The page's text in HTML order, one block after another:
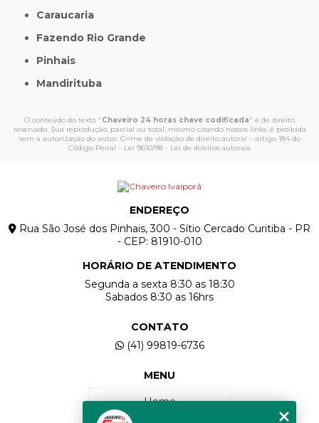
Caraucaria
Fazendo Rio Grande
Pinhais
Mandirituba
O conteúdo do texto "Chaveiro 24 horas chave codificada" é de direito
reservado. Sua reprodução, parcial ou total, mesmo citando nossos links, é proibida
sem a autorização do autor. Crime de violação de direito autoral – artigo 184 do
Código Penal – Lei 9610/98 - Lei de direitos autorais.
ENDEREÇO
Rua São José dos Pinhais, 300 - Sítio Cercado Curitiba - PR
- CEP: 81910-010
HORÁRIO DE ATENDIMENTO
Segunda a sexta 8:30 as 18:30
Sabados 8:30 as 16hrs
CONTATO
(41) 99819-6736
MENU
Home